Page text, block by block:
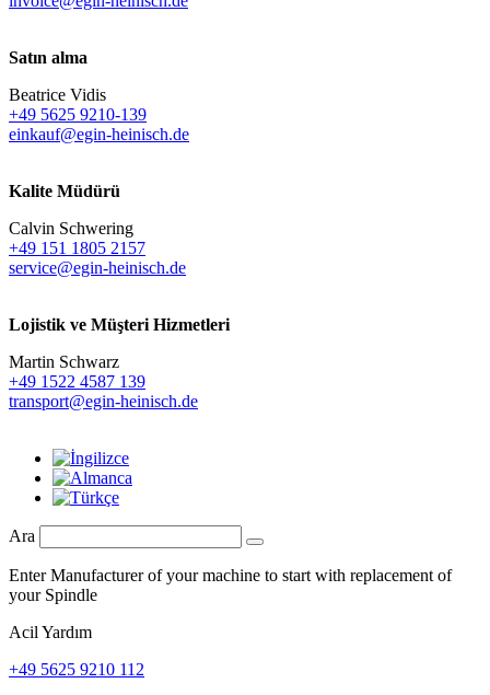
Satın alma
Beatrice Vidis
+49 5625 9210-139
einkauf@egin-heinisch.de
Kalite Müdürü
Calvin Schwering
+49 151 1805 2157
service@egin-heinisch.de
Lojistik ve Müşteri Hizmetleri
Martin Schwarz
+49 1522 4587 139
transport@egin-heinisch.de
Ara
Enter Manufacturer of your machine to start with replacement of
your Spindle
Acil Yardım
+49 5625 9210 112